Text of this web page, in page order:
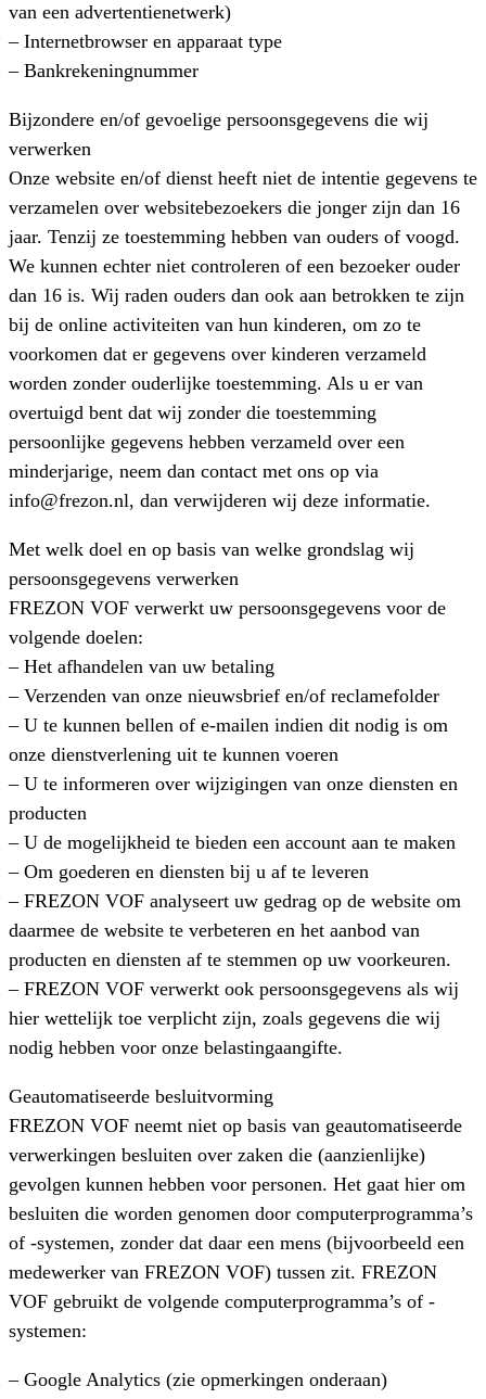
van een advertentienetwerk)
– Internetbrowser en apparaat type
– Bankrekeningnummer
Bijzondere en/of gevoelige persoonsgegevens die wij
verwerken
Onze website en/of dienst heeft niet de intentie gegevens te
verzamelen over websitebezoekers die jonger zijn dan 16
jaar. Tenzij ze toestemming hebben van ouders of voogd.
We kunnen echter niet controleren of een bezoeker ouder
dan 16 is. Wij raden ouders dan ook aan betrokken te zijn
bij de online activiteiten van hun kinderen, om zo te
voorkomen dat er gegevens over kinderen verzameld
worden zonder ouderlijke toestemming. Als u er van
overtuigd bent dat wij zonder die toestemming
persoonlijke gegevens hebben verzameld over een
minderjarige, neem dan contact met ons op via
info@frezon.nl, dan verwijderen wij deze informatie.
Met welk doel en op basis van welke grondslag wij
persoonsgegevens verwerken
FREZON VOF verwerkt uw persoonsgegevens voor de
volgende doelen:
– Het afhandelen van uw betaling
– Verzenden van onze nieuwsbrief en/of reclamefolder
– U te kunnen bellen of e-mailen indien dit nodig is om
onze dienstverlening uit te kunnen voeren
– U te informeren over wijzigingen van onze diensten en
producten
– U de mogelijkheid te bieden een account aan te maken
– Om goederen en diensten bij u af te leveren
– FREZON VOF analyseert uw gedrag op de website om
daarmee de website te verbeteren en het aanbod van
producten en diensten af te stemmen op uw voorkeuren.
– FREZON VOF verwerkt ook persoonsgegevens als wij
hier wettelijk toe verplicht zijn, zoals gegevens die wij
nodig hebben voor onze belastingaangifte.
Geautomatiseerde besluitvorming
FREZON VOF neemt niet op basis van geautomatiseerde
verwerkingen besluiten over zaken die (aanzienlijke)
gevolgen kunnen hebben voor personen. Het gaat hier om
besluiten die worden genomen door computerprogramma’s
of -systemen, zonder dat daar een mens (bijvoorbeeld een
medewerker van FREZON VOF) tussen zit. FREZON
VOF gebruikt de volgende computerprogramma’s of -
systemen:
– Google Analytics (zie opmerkingen onderaan)